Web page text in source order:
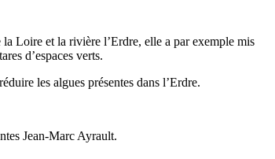
la Loire et la rivière l’Erdre, elle a par exemple mis
d’espaces verts.
les algues présentes dans l’Erdre.
Jean-Marc Ayrault.